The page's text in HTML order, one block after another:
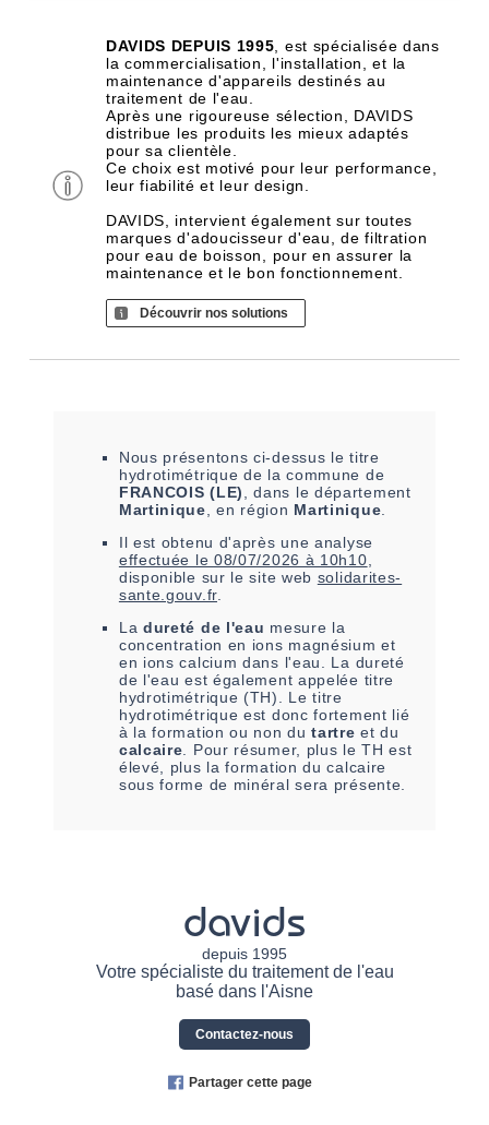
DAVIDS DEPUIS 1995 , est spécialisée dans
la commercialisation, l'installation, et la
maintenance d'appareils destinés au
traitement de l'eau.
Après une rigoureuse sélection, DAVIDS
distribue les produits les mieux adaptés
pour sa clientèle.
Ce choix est motivé pour leur performance,
leur fiabilité et leur design.
DAVIDS, intervient également sur toutes
marques d'adoucisseur d'eau, de filtration
pour eau de boisson, pour en assurer la
maintenance et le bon fonctionnement.
Découvrir nos solutions
Nous présentons ci-dessus le titre
hydrotimétrique de la commune de
FRANCOIS (LE)
, dans le département
Martinique , en région Martinique
Il est obtenu d'après une analyse
effectuée le 08/07/2026 à 10h10
disponible sur le site web solidarites-
sante.gouv.fr.
La dureté de l'eau mesure la
concentration en ions magnésium et
en ions calcium dans l'eau. La dureté
de l'eau est également appelée titre
hydrotimétrique (TH). Le titre
hydrotimétrique est donc fortement lié
à la formation ou non dutartre et du
calcaire . Pour résumer, plus le TH est
élevé, plus la formation du calcaire
sous forme de minéral sera présente.
davids
depuis 1995
Votre spécialiste du traitement de l'eau
basé dans l'Aisne
Contactez-nous
Partager cette page